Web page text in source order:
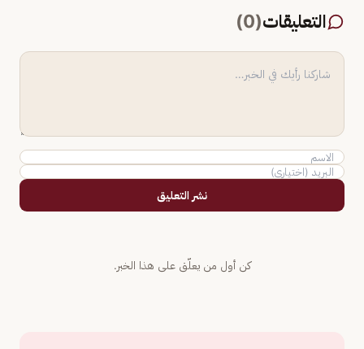
التعليقات(
0
)
نشر التعليق
كن أول من يعلّق على هذا الخبر.